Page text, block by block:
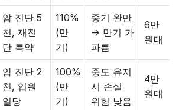
암 진단 5
천, 재진
단 특약
110%
(만
기)
중기 완만
→ 만기 가
파름
6만
원대
암 진단 2
천, 입원
일당
100%
(만
기)
중도 유지
시 손실
위험 낮음
4만
원대